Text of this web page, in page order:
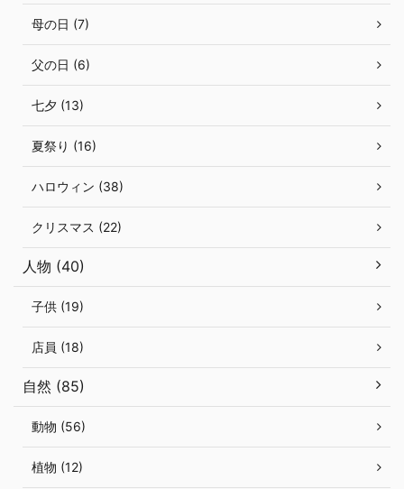
母の日 (7)
父の日 (6)
七夕 (13)
夏祭り (16)
ハロウィン (38)
クリスマス (22)
人物 (40)
子供 (19)
店員 (18)
自然 (85)
動物 (56)
植物 (12)